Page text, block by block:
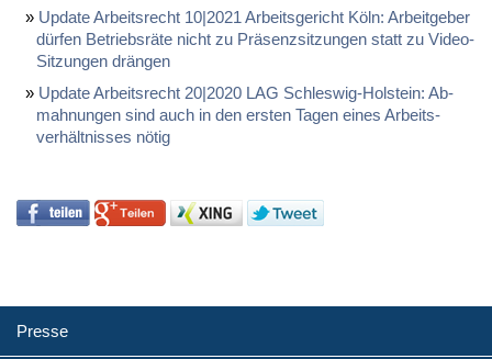
Up­date Ar­beits­recht 10|2021 Ar­beits­ge­richt Köln: Ar­beit­ge­ber
dürfen Be­triebsräte nicht zu Präsenz­sit­zun­gen statt zu Vi­deo-
Sit­zun­gen drängen
Up­date Ar­beits­recht 20|2020 LAG Schles­wig-Hol­stein: Ab­
mah­nun­gen sind auch in den ers­ten Ta­gen ei­nes Ar­beits­
verhält­nis­ses nötig
Presse